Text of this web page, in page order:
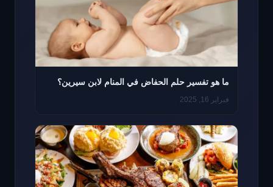
ما هو تفسير حلم الحفاض في المنام لابن سيرين؟
فبراير 16, 2025